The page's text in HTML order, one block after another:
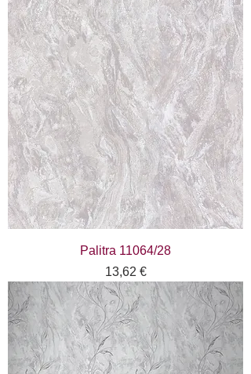
Palitra 11064/28
Цена
13,62 €